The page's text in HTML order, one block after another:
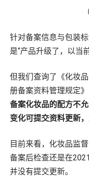
针对备案信息与包装
是“产品升级了，以当
但我们查询了《化妆
册备案资料管理规定
备案化妆品的配方不
变化可提交资料更新
目前来看，化妆品监
备案后检查还是在
并没有提交更新。